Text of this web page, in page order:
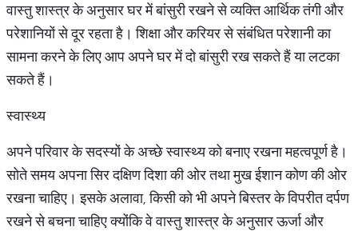
वास्तु शास्त्र के अनुसार घर में बांसुरी रखने से व्यक्ति आर्थिक तंगी और
परेशानियों से दूर रहता है। शिक्षा और करियर से संबंधित परेशानी का
सामना करने के लिए आप अपने घर में दो बांसुरी रख सकते हैं या लटका
सकते हैं।
स्वास्थ्य
अपने परिवार के सदस्यों के अच्छे स्वास्थ्य को बनाए रखना महत्वपूर्ण है।
सोते समय अपना सिर दक्षिण दिशा की ओर तथा मुख ईशान कोण की ओर
रखना चाहिए। इसके अलावा, किसी को भी अपने बिस्तर के विपरीत दर्पण
रखने से बचना चाहिए क्योंकि वे वास्तु शास्त्र के अनुसार ऊर्जा और